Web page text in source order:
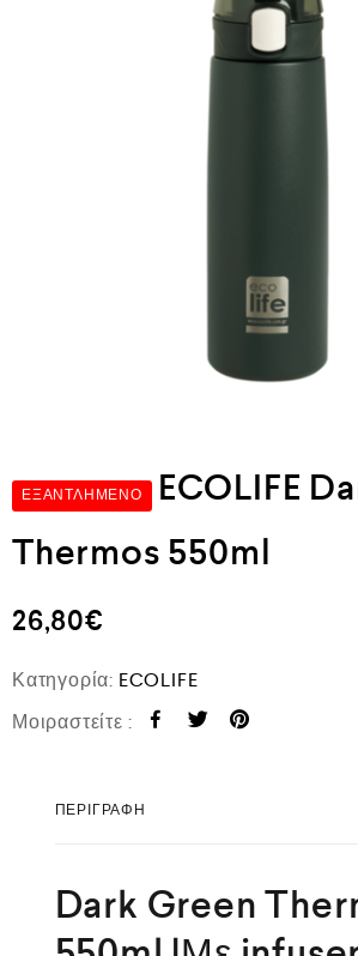
ΕΞΑΝΤΛΗΜΈΝΟ
ECOLIFE
Thermos 550ml
26,80€
Κατηγορία: ECOLIFE
Μοιραστείτε :
ΠΕΡΙΓΡΑΦΉ
Dark Green